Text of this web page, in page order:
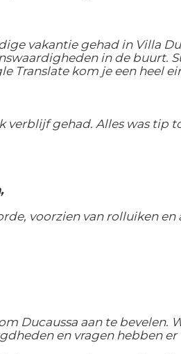
vakantie gehad in Villa
in de buurt.
Translate kom je een heel
verblijf gehad. Alles was tip
voorzien van rolluiken
Ducaussa aan te
en vragen hebben